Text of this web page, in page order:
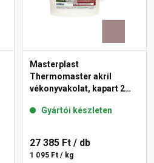
Masterplast
Thermomaster akril
vékonyvakolat, kapart 2
Gyártói készleten
27 385 Ft / db
1 095 Ft / kg